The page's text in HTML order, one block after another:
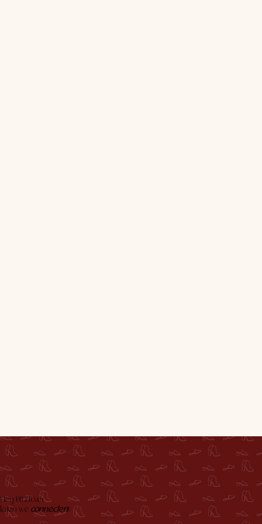
Hey BILLIEver,
laten we connecten!